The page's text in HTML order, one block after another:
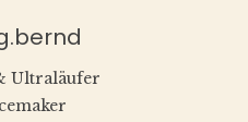
Ultraläufer